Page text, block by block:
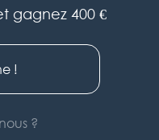
gagnez 400 €
!
?